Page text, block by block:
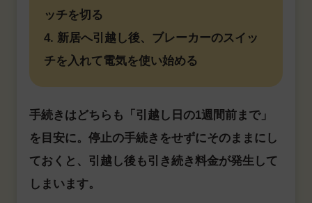
ッチを切る
4. 新居へ引越し後、ブレーカーのスイッ
チを入れて電気を使い始める
手続きはどちらも「引越し日の1週間前まで」
を目安に。停止の手続きをせずにそのままにし
ておくと、引越し後も引き続き料金が発生して
しまいます。